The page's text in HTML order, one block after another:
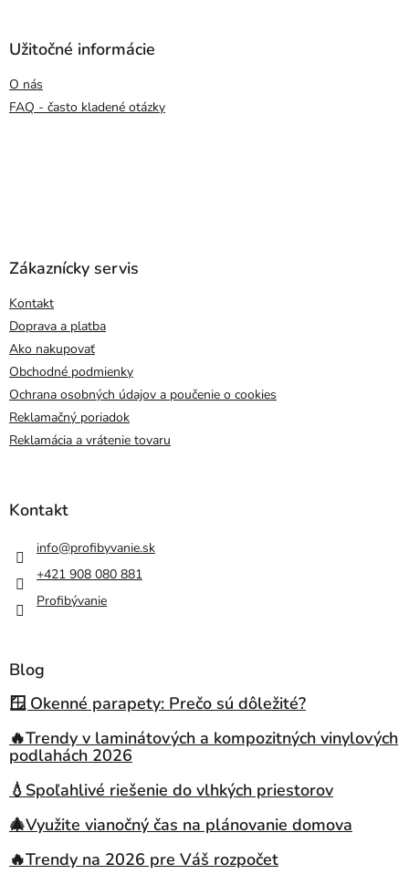
Užitočné informácie
O nás
FAQ - často kladené otázky
Zákaznícky servis
Kontakt
Doprava a platba
Ako nakupovať
Obchodné podmienky
Ochrana osobných údajov a poučenie o cookies
Reklamačný poriadok
Reklamácia a vrátenie tovaru
Kontakt
info@profibyvanie.sk
+421 908 080 881
Profibývanie
Blog
🪟 Okenné parapety: Prečo sú dôležité?
🔥Trendy v laminátových a kompozitných vinylových
podlahách 2026
💧Spoľahlivé riešenie do vlhkých priestorov
🎄Využite vianočný čas na plánovanie domova
🔥Trendy na 2026 pre Váš rozpočet